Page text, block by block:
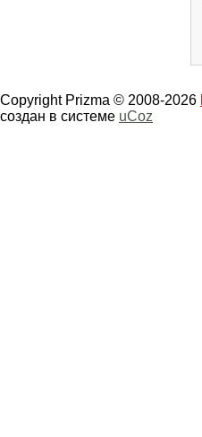
Copyright Prizma © 2008-2026
создан в системе uCoz